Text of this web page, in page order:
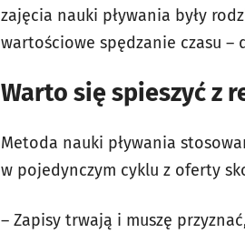
zajęcia nauki pływania były
wartościowe spędzanie czasu –
Warto się spieszyć z
Metoda nauki pływania
w pojedynczym cyklu z oferty
– Zapisy trwają i muszę